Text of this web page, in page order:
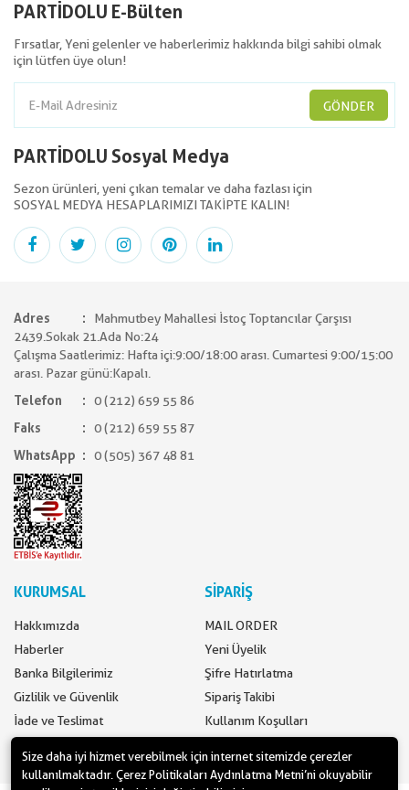
PARTİDOLU E-Bülten
Fırsatlar, Yeni gelenler ve haberlerimiz hakkında bilgi sahibi olmak
için lütfen üye olun!
GÖNDER
PARTİDOLU Sosyal Medya
Sezon ürünleri, yeni çıkan temalar ve daha fazlası için
SOSYAL MEDYA HESAPLARIMIZI TAKİPTE KALIN!
Adres
Mahmutbey Mahallesi İstoç Toptancılar Çarşısı
2439.Sokak 21.Ada No:24
Çalışma Saatlerimiz: Hafta içi:9:00/18:00 arası. Cumartesi 9:00/15:00
arası. Pazar günü:Kapalı.
Telefon
0 (212) 659 55 86
Faks
0 (212) 659 55 87
WhatsApp
0 (505) 367 48 81
KURUMSAL
Hakkımızda
Haberler
Banka Bilgilerimiz
Gizlilik ve Güvenlik
İade ve Teslimat
SİPARİŞ
MAIL ORDER
Yeni Üyelik
Şifre Hatırlatma
Sipariş Takibi
Kullanım Koşulları
Size daha iyi hizmet verebilmek için internet sitemizde çerezler
kullanılmaktadır. Çerez Politikaları Aydınlatma Metni’ni okuyabilir